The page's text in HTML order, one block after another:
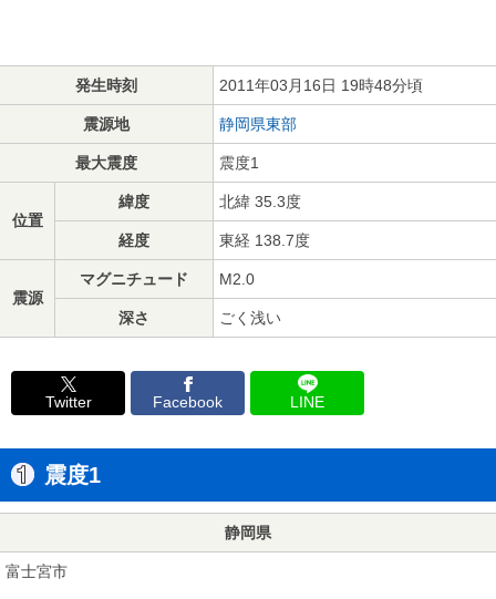
発生時刻 2011年03月16日 19時48分頃
震源地 静岡県東部
最大震度 震度1
位置
緯度 北緯 35.3度
経度 東経 138.7度
震源
マグニチュード M2.0
深さ ごく浅い
Twitter Facebook LINE
震度1
静岡県
富士宮市